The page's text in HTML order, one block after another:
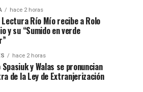
hace 2 horas
Lectura Río Mío recibe a Rolo
y su “Sumido en verde
hace 2 horas
Spasiuk y Walas se pronuncian
de la Ley de Extranjerización